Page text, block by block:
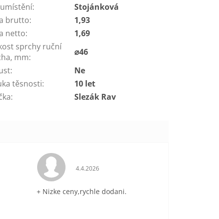
:
Stojánková
brutto:
1,93
netto:
1,69
sprchy ruční
mm:
⌀46
:
Ne
těsnosti:
10 let
: Slezák Rav
5 z 5 hvězdiček. Hodnocení obchodu je 5 z 5 hvězdiček.
4.4.2026
+ Nizke ceny,rychle dodani.